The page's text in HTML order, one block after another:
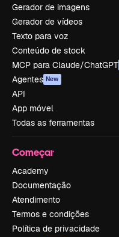
Gerador de imagens
Gerador de vídeos
Texto para voz
Conteúdo de stock
MCP para Claude/ChatGPT
Agentes New
API
App móvel
Todas as ferramentas
Começar
Academy
Documentação
Atendimento
Termos e condições
Política de privacidade